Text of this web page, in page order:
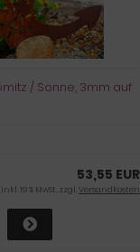
/ Sonne, 3mm auf
53,55 EUR
inkl. 19 % MwSt. zzgl.Versandkosten